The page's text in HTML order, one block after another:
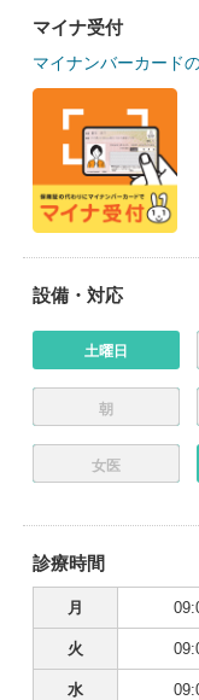
マイナ受付
マイナンバーカード
設備・対応
土曜日
朝
女医
診療時間
月
火
水